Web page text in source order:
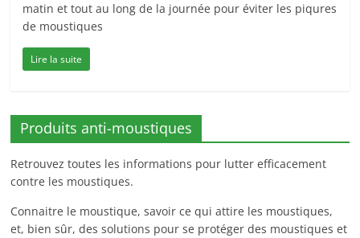
matin et tout au long de la journée pour éviter les piqures
de moustiques
Lire la suite
Produits anti-moustiques
Retrouvez toutes les informations pour lutter efficacement
contre les moustiques.
Connaitre le moustique, savoir ce qui attire les moustiques,
et, bien sûr, des solutions pour se protéger des moustiques et